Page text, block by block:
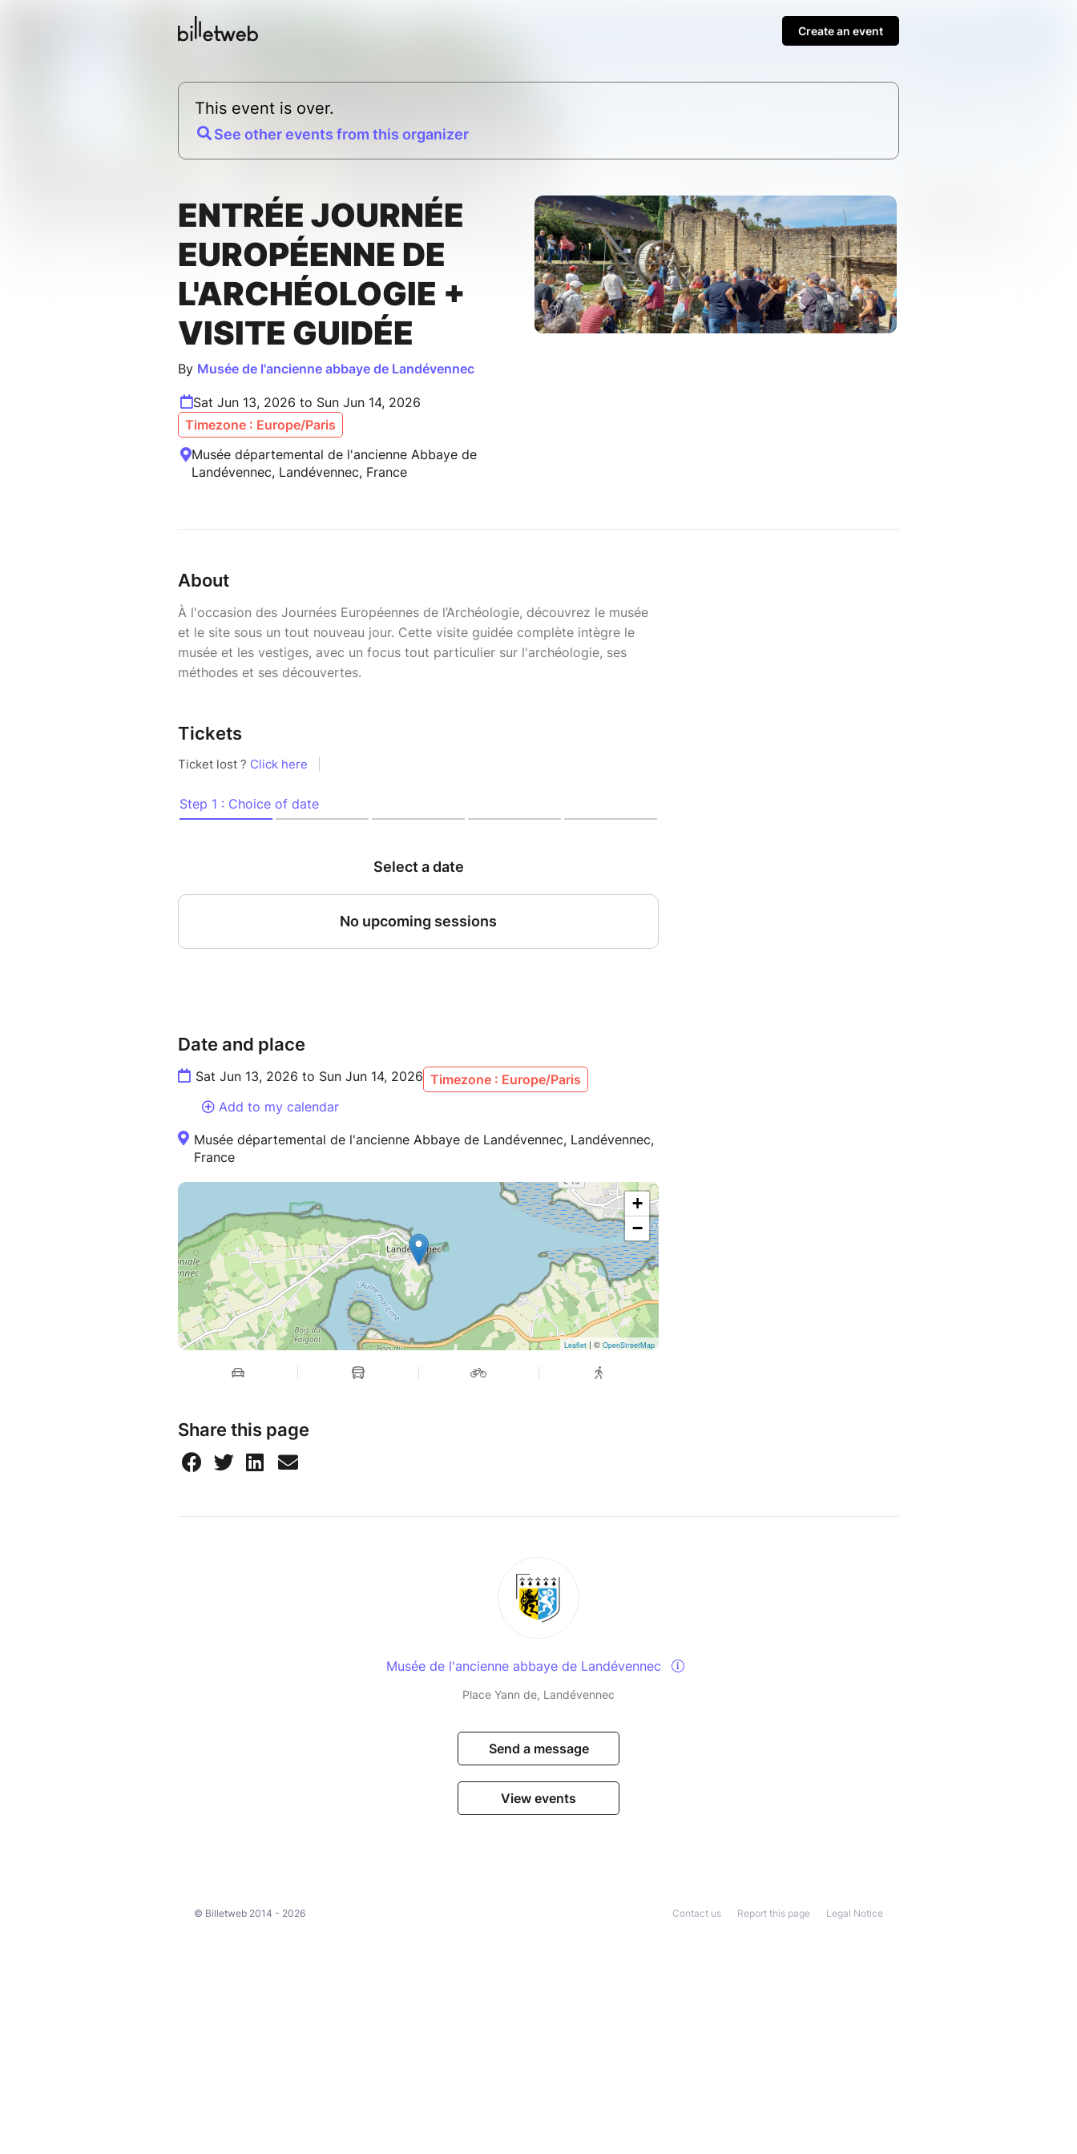
Create an event
This event is over.
See other events from this organizer
ENTRÉE JOURNÉE
EUROPÉENNE DE
L'ARCHÉOLOGIE +
VISITE GUIDÉE
By Musée de l'ancienne abbaye de Landévennec
Sat Jun 13, 2026 to Sun Jun 14, 2026
Timezone : Europe/Paris
Musée départemental de l'ancienne Abbaye de
Landévennec, Landévennec, France
About
À l'occasion des Journées Européennes de l’Archéologie, découvrez le musée
et le site sous un tout nouveau jour. Cette visite guidée complète intègre le
musée et les vestiges, avec un focus tout particulier sur l'archéologie, ses
méthodes et ses découvertes.
Tickets
Date and place
Sat Jun 13, 2026 to Sun Jun 14, 2026 Timezone : Europe/Paris
Add to my calendar
Musée départemental de l'ancienne Abbaye de Landévennec, Landévennec,
France
+
−
Leaflet | © OpenStreetMap
Share this page
Musée de l'ancienne abbaye de Landévennec
Place Yann de, Landévennec
Send a message
View events
© Billetweb 2014 - 2026 Legal Notice
Report this page
Contact us